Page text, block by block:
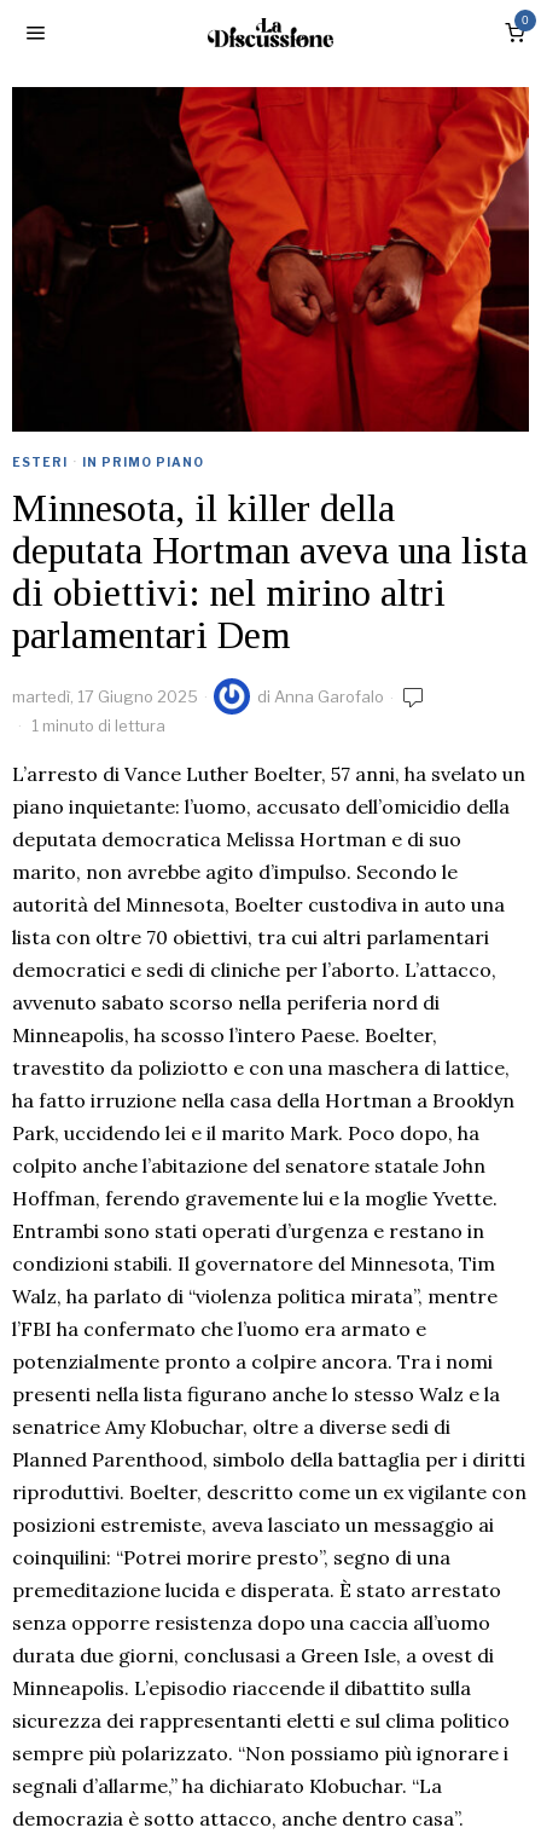
0
ESTERI · IN PRIMO PIANO
Minnesota, il killer della
deputata Hortman aveva una lista
di obiettivi: nel mirino altri
parlamentari Dem
martedì, 17 Giugno 2025 di Anna Garofalo
1 minuto di lettura
L’arresto di Vance Luther Boelter, 57 anni, ha svelato un
piano inquietante: l’uomo, accusato dell’omicidio della
deputata democratica Melissa Hortman e di suo
marito, non avrebbe agito d’impulso. Secondo le
autorità del Minnesota, Boelter custodiva in auto una
lista con oltre 70 obiettivi, tra cui altri parlamentari
democratici e sedi di cliniche per l’aborto. L’attacco,
avvenuto sabato scorso nella periferia nord di
Minneapolis, ha scosso l’intero Paese. Boelter,
travestito da poliziotto e con una maschera di lattice,
ha fatto irruzione nella casa della Hortman a Brooklyn
Park, uccidendo lei e il marito Mark. Poco dopo, ha
colpito anche l’abitazione del senatore statale John
Hoffman, ferendo gravemente lui e la moglie Yvette.
Entrambi sono stati operati d’urgenza e restano in
condizioni stabili. Il governatore del Minnesota, Tim
Walz, ha parlato di “violenza politica mirata”, mentre
l’FBI ha confermato che l’uomo era armato e
potenzialmente pronto a colpire ancora. Tra i nomi
presenti nella lista figurano anche lo stesso Walz e la
senatrice Amy Klobuchar, oltre a diverse sedi di
Planned Parenthood, simbolo della battaglia per i diritti
riproduttivi. Boelter, descritto come un ex vigilante con
posizioni estremiste, aveva lasciato un messaggio ai
coinquilini: “Potrei morire presto”, segno di una
premeditazione lucida e disperata. È stato arrestato
senza opporre resistenza dopo una caccia all’uomo
durata due giorni, conclusasi a Green Isle, a ovest di
Minneapolis. L’episodio riaccende il dibattito sulla
sicurezza dei rappresentanti eletti e sul clima politico
sempre più polarizzato. “Non possiamo più ignorare i
segnali d’allarme,” ha dichiarato Klobuchar. “La
democrazia è sotto attacco, anche dentro casa”.